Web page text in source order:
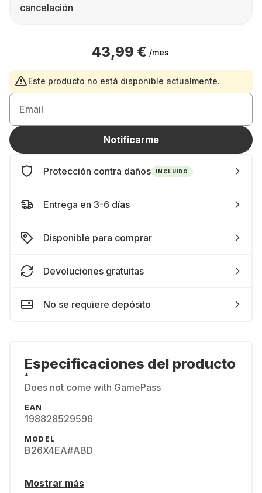
cancelación
43,99 € /mes
Este producto no está disponible actualmente.
Email
Notificarme
Protección contra daños INCLUIDO
Entrega en 3-6 días
Disponible para comprar
Devoluciones gratuitas
No se requiere depósito
Especificaciones del producto
*
Does not come with GamePass
EAN
198828529596
MODEL
B26X4EA#ABD
Mostrar más